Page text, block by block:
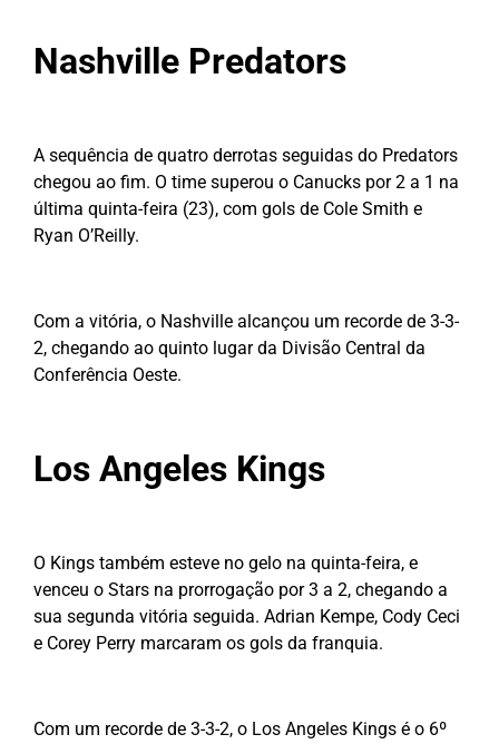
Nashville Predators
A sequência de quatro derrotas seguidas do Predators
chegou ao fim. O time superou o Canucks por 2 a 1 na
última quinta-feira (23), com gols de Cole Smith e
Ryan O’Reilly.
Com a vitória, o Nashville alcançou um recorde de 3-3-
2, chegando ao quinto lugar da Divisão Central da
Conferência Oeste.
Los Angeles Kings
O Kings também esteve no gelo na quinta-feira, e
venceu o Stars na prorrogação por 3 a 2, chegando a
sua segunda vitória seguida. Adrian Kempe, Cody Ceci
e Corey Perry marcaram os gols da franquia.
Com um recorde de 3-3-2, o Los Angeles Kings é o 6º